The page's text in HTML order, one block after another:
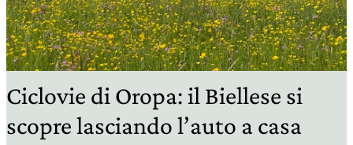
Ciclovie di Oropa: il Biellese si
scopre lasciando l’auto a casa